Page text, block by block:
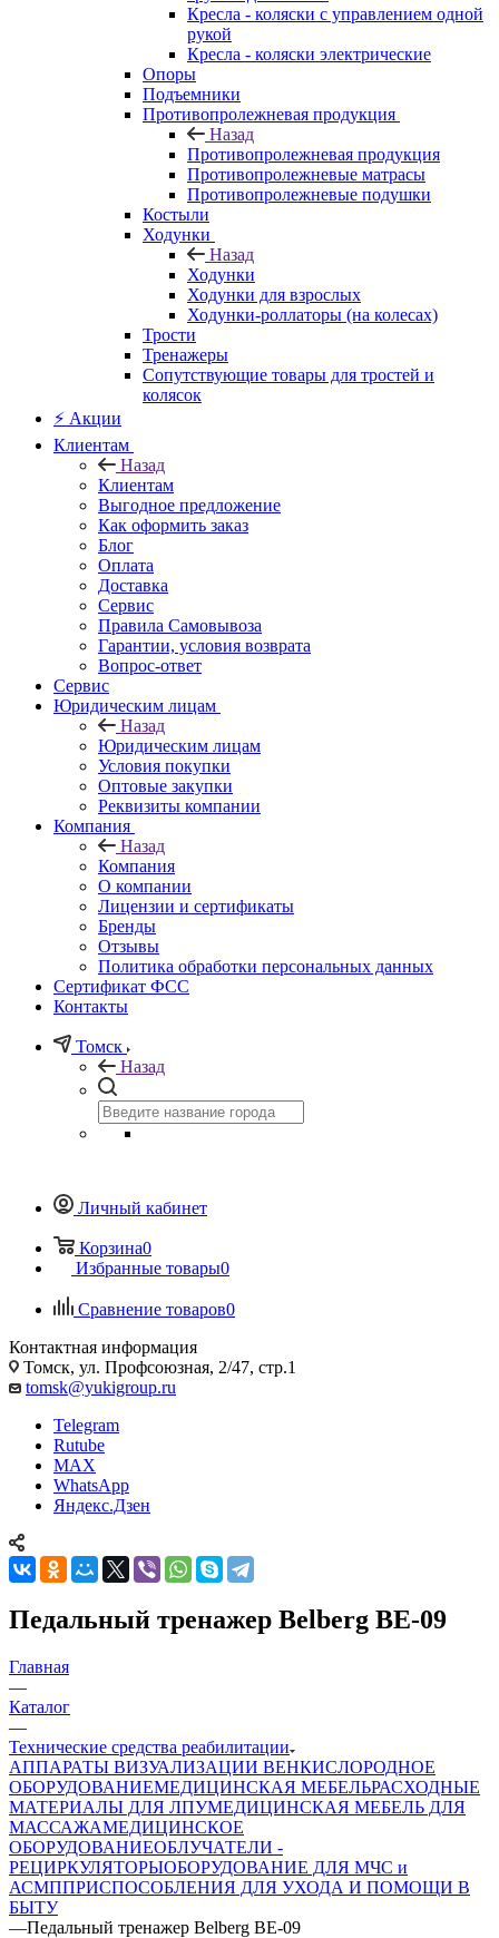
Кресла - коляски с управлением одной
рукой
Кресла - коляски электрические
Опоры
Подъемники
Противопролежневая продукция
Назад
Противопролежневая продукция
Противопролежневые матрасы
Противопролежневые подушки
Костыли
Ходунки
Назад
Ходунки
Ходунки для взрослых
Ходунки-роллаторы (на колесах)
Трости
Тренажеры
Сопутствующие товары для тростей и
колясок
⚡ Акции
Клиентам
Назад
Клиентам
Выгодное предложение
Как оформить заказ
Блог
Оплата
Доставка
Сервис
Правила Самовывоза
Гарантии, условия возврата
Вопрос-ответ
Сервис
Юридическим лицам
Назад
Юридическим лицам
Условия покупки
Оптовые закупки
Реквизиты компании
Компания
Назад
Компания
О компании
Лицензии и сертификаты
Бренды
Отзывы
Политика обработки персональных данных
Сертификат ФСС
Контакты
Томск
Назад
Личный кабинет
Корзина0
Избранные товары0
Сравнение товаров0
Контактная информация
Томск, ул. Профсоюзная, 2/47, стр.1
tomsk@yukigroup.ru
Telegram
Rutube
MAX
WhatsApp
Яндекс.Дзен
Педальный тренажер Belberg BE-09
Главная
—
Каталог
—
Технические средства реабилитации
АППАРАТЫ ВИЗУАЛИЗАЦИИ ВЕНКИСЛОРОДНОЕ
ОБОРУДОВАНИЕМЕДИЦИНСКАЯ МЕБЕЛЬРАСХОДНЫЕ
МАТЕРИАЛЫ ДЛЯ ЛПУМЕДИЦИНСКАЯ МЕБЕЛЬ ДЛЯ
МАССАЖАМЕДИЦИНСКОЕ
ОБОРУДОВАНИЕОБЛУЧАТЕЛИ -
РЕЦИРКУЛЯТОРЫОБОРУДОВАНИЕ ДЛЯ МЧС и
АСМППРИСПОСОБЛЕНИЯ ДЛЯ УХОДА И ПОМОЩИ В
БЫТУ
—Педальный тренажер Belberg BE-09